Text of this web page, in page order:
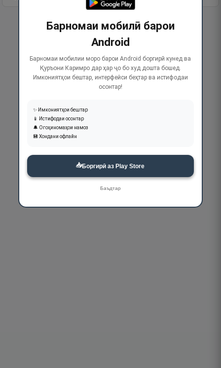
Барномаи мобилӣ барои
Android
Барномаи мобилии моро барои Android боргирӣ кунед ва
Қуръони Каримро дар ҳар ҷо бо худ дошта бошед.
Имкониятҳои бештар, интерфейси беҳтар ва истифодаи
осонтар!
✨ Имкониятҳои бештар
📱 Истифодаи осонтар
🔔 Огоҳиномаҳои намоз
💾 Хондани офлайн
📥Боргирӣ аз Play Store
Баъдтар